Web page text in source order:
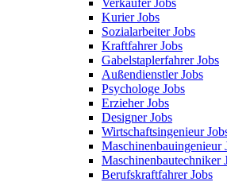
Verkäufer Jobs
Kurier Jobs
Sozialarbeiter Jobs
Kraftfahrer Jobs
Gabelstaplerfahrer Jobs
Außendienstler Jobs
Psychologe Jobs
Erzieher Jobs
Designer Jobs
Wirtschaftsingenieur
Maschinenbauingenieur
Maschinenbautechniker
Berufskraftfahrer Jobs